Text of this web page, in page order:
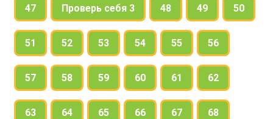
47 Проверь себя 3 48 49 50
51 52 53 54 55 56
57 58 59 60 61 62
63 64 65 66 67 68